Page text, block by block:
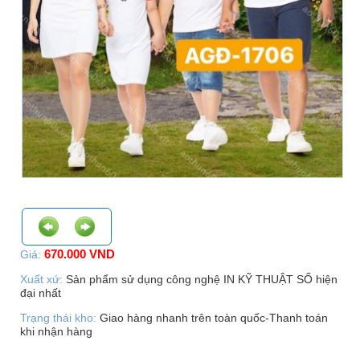
Giá: 670.000 VND
Xuất xứ: Sản phẩm sử dụng công nghệ IN KỸ THUẬT SỐ hiện
đại nhất
Trạng thái kho: Giao hàng nhanh trên toàn quốc-Thanh toán
khi nhận hàng